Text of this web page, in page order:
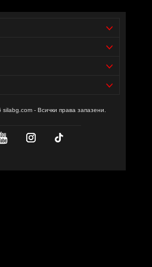
- И фудс ЕООД.
- Всички права запазени.